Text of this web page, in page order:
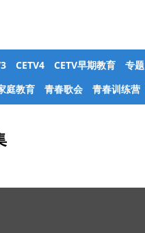
CETV4 CETV早期教育
专题
庭教育 青春歌会 青春训练营